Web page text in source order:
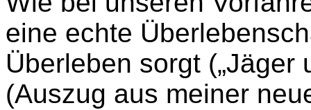
eine echte
Überleben sorgt („Jäger
(Auszug aus meiner